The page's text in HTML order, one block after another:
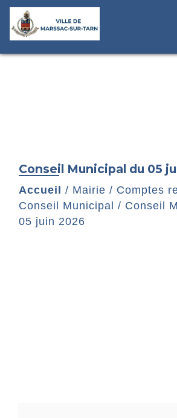
Conseil Municipal du 05
Accueil / Mairie / Comptes
Conseil Municipal / Conseil
05 juin 2026